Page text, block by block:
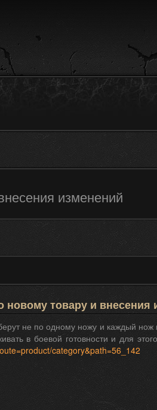
изменений
новому товару и внесения
не по одному ножу и каждый нож
в боевой готовности и для
category&path=56_142